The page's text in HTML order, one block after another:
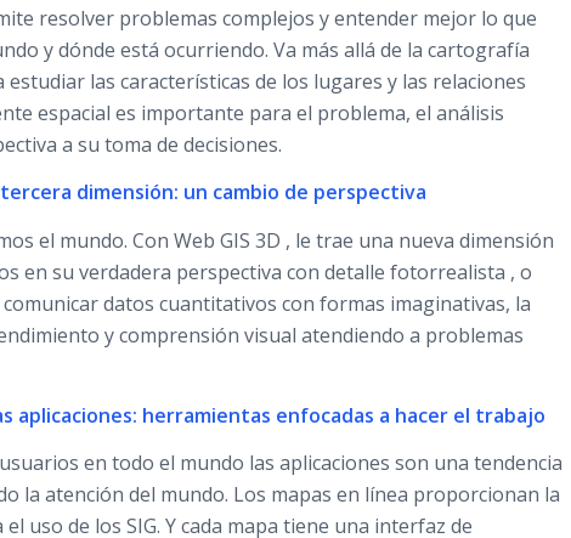
resolver problemas complejos y entender mejor lo que
y dónde está ocurriendo. Va más allá de la cartografía
las características de los lugares y las relaciones
espacial es importante para el problema, el análisis
a su toma de decisiones.
dimensión: un cambio de perspectiva
el mundo. Con Web GIS 3D , le trae una nueva dimensión
en su verdadera perspectiva con detalle fotorrealista , o
datos cuantitativos con formas imaginativas, la
y comprensión visual atendiendo a problemas
aplicaciones: herramientas enfocadas a hacer el trabajo
en todo el mundo las aplicaciones son una tendencia
la atención del mundo. Los mapas en línea proporcionan la
uso de los SIG. Y cada mapa tiene una interfaz de